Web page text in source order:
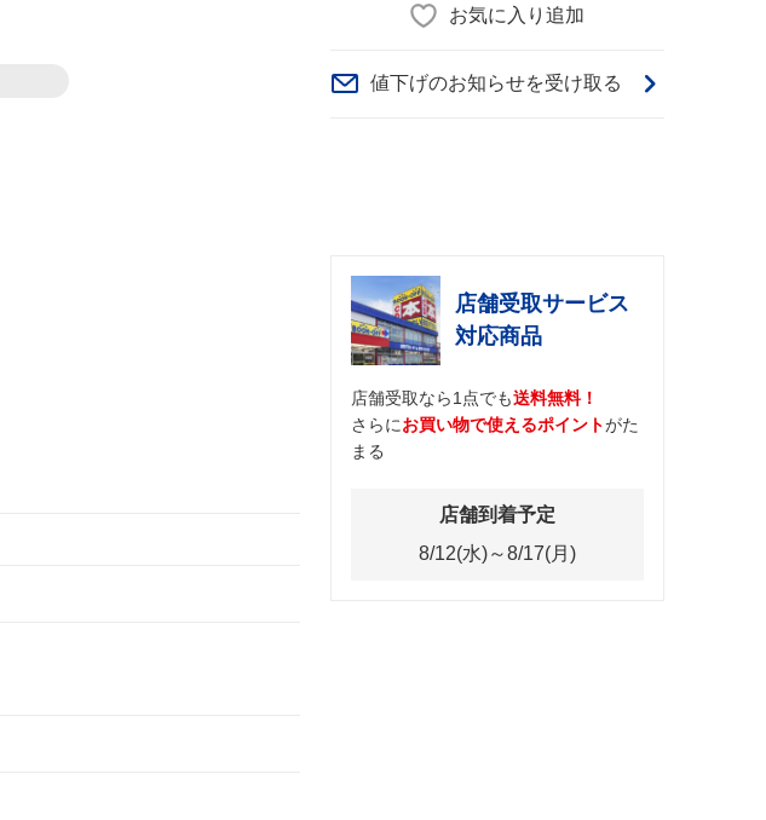
お気に入り追加
値下げのお知らせを受け取る
店舗受取サービス
対応商品
店舗受取なら1点でも送料無料！
さらにお買い物で使えるポイントがた
まる
店舗到着予定
8/12(水)～8/17(月)